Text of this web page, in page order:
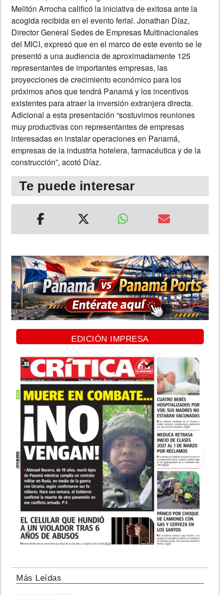
IMPRESO
Melitón Arrocha calificó la iniciativa de exitosa ante la
acogida recibida en el evento ferial. Jonathan Díaz,
Director General Sedes de Empresas Multinacionales
del MICI, expresó que en el marco de este evento se le
presentó a una audiencia de aproximadamente 125
representantes de importantes empresas, las
proyecciones de crecimiento económico para los
próximos años que tendrá Panamá y los incentivos
existentes para atraer la inversión extranjera directa.
Adicional a esta presentación “sostuvimos reuniones
muy productivas con representantes de empresas
interesadas en instalar operaciones en Panamá,
empresas de la industria hotelera, farmacéutica y de la
construcción”, acotó Díaz.
Te puede interesar
EDICIÓN IMPRESA
Más Leídas